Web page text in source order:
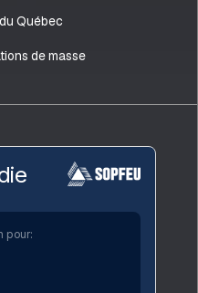
Québec
de masse
pour: